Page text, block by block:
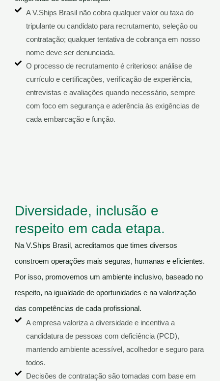
A V.Ships Brasil não cobra qualquer valor ou taxa do
tripulante ou candidato para recrutamento, seleção ou
contratação; qualquer tentativa de cobrança em nosso
nome deve ser denunciada.
O processo de recrutamento é criterioso: análise de
currículo e certificações, verificação de experiência,
entrevistas e avaliações quando necessário, sempre
com foco em segurança e aderência às exigências de
cada embarcação e função.
Diversidade, inclusão e
respeito em cada etapa.
Na V.Ships Brasil, acreditamos que times diversos
constroem operações mais seguras, humanas e eficientes.
Por isso, promovemos um ambiente inclusivo, baseado no
respeito, na igualdade de oportunidades e na valorização
das competências de cada profissional.
A empresa valoriza a diversidade e incentiva a
candidatura de pessoas com deficiência (PCD),
mantendo ambiente acessível, acolhedor e seguro para
todos.
Decisões de contratação são tomadas com base em